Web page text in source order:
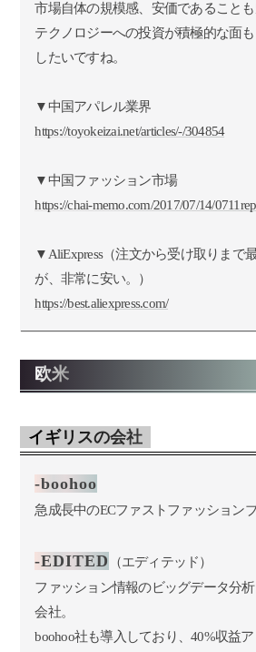
市場自体の規模感、安価であることも
テクノロジーへの投資が積極的な面
したいですね。
▼中国アパレル業界
https://toyokeizai.net/articles/-/304854
▼中国ファッション市場
https://chai-memo.com/2017/07/14/
▼AliExpress（注文から受け取りまで
が、非常に安い。）
https://best.aliexpress.com/
欧米
イギリスの会社
-boohoo
急成長中のECファストファッションブ
-EDITED （エディテッド）
ファッション情報のビッグデータ分
会社。
boohoo社も導入しており、40%収益